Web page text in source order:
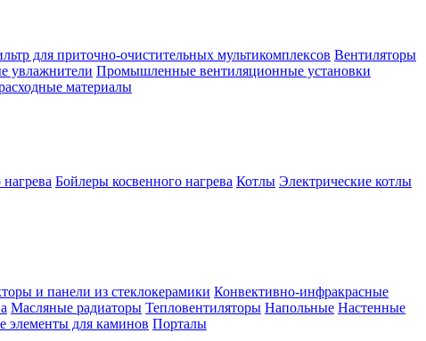
для приточно-очистительных мультикомплексов Вентиляторы
увлажнители Промышленные вентиляционные установки
материалы
Бойлеры косвенного нагрева Котлы Электрические котлы
и панели из стеклокерамики Конвективно-инфракрасные
Масляные радиаторы Тепловентиляторы Напольные Настенные
элементы для каминов Порталы